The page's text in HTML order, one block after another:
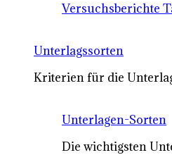
Versuchsberichte
Unterlagssorten
Kriterien für die
Unterlagen-Sorten
Die wichtigsten